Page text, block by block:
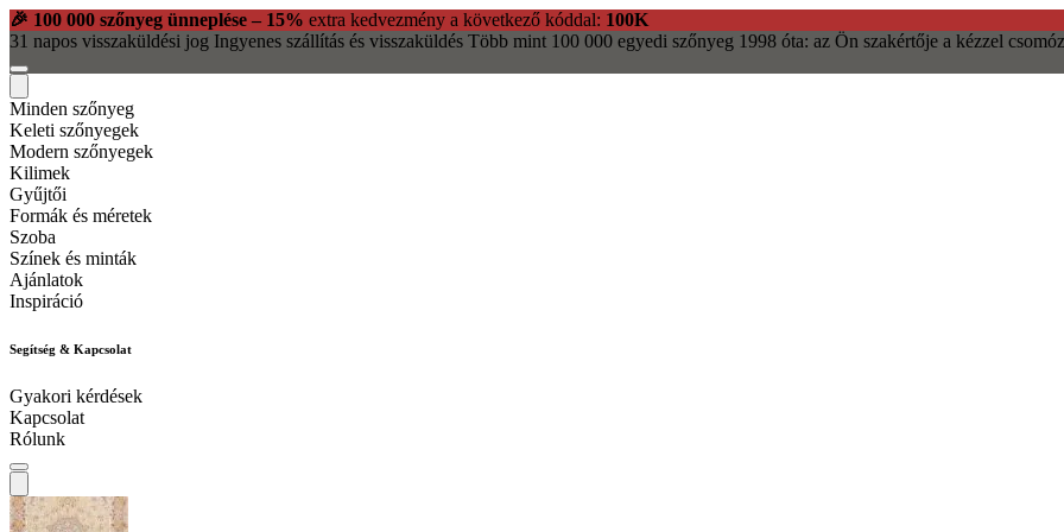
🎉 100 000 szőnyeg ünneplése – 15% extra kedvezmény a következő kóddal: 100K
31 napos visszaküldési jog Ingyenes szállítás és visszaküldés Több mint 100 000 egyedi szőnyeg 1998 óta: az Ön szakértője a kézzel
Minden szőnyeg
Keleti szőnyegek
Modern szőnyegek
Kilimek
Gyűjtői
Formák és méretek
Szoba
Színek és minták
Ajánlatok
Inspiráció
Segítség & Kapcsolat
Gyakori kérdések
Kapcsolat
Rólunk